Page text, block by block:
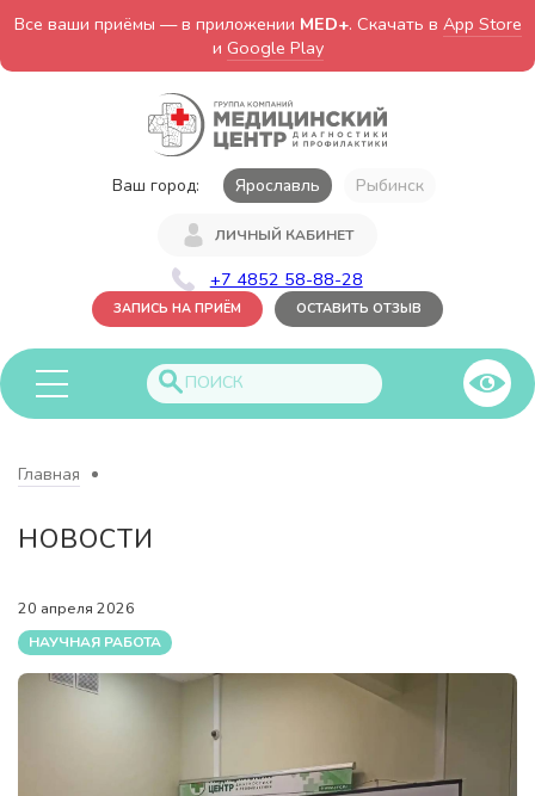
Все ваши приёмы — в приложении MED+. Скачать в App Store
и Google Play
Ваш город: Ярославль Рыбинск
ЛИЧНЫЙ КАБИНЕТ
+7 4852 58-88-28
ЗАПИСЬ НА ПРИЁМ ОСТАВИТЬ ОТЗЫВ
Главная
НОВОСТИ
20 апреля 2026
НАУЧНАЯ РАБОТА